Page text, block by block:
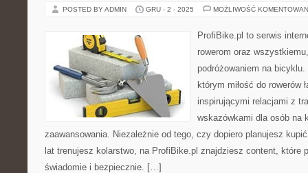
POSTED BY ADMIN GRU - 2 - 2025 MOŻLIWOŚĆ
ProfiBike.pl to serwis
rowerom oraz
podróżowaniem na bicyklu.
którym miłość do rowerów
inspirującymi relacjami z
wskazówkami dla osób na
zaawansowania. Niezależnie od tego, czy dopiero planujesz
lat trenujesz kolarstwo, na ProfiBike.pl znajdziesz content, które
świadomie i bezpiecznie. […]